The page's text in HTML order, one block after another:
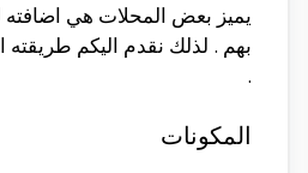
يميز بعض المحلات هي اضافته
بهم . لذلك نقدم اليكم طريقته
.
المكونات